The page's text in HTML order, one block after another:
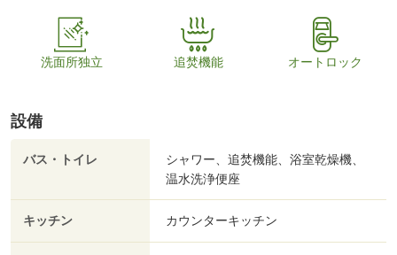
洗面所独立 追焚機能 オートロック
設備
バス・トイレ
シャワー、追焚機能、浴室乾燥機、
温水洗浄便座
キッチン カウンターキッチン